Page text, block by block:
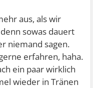
aus, als wir
sowas dauert
niemand sagen.
erfahren, haha.
ein paar wirklich
wieder in Tränen